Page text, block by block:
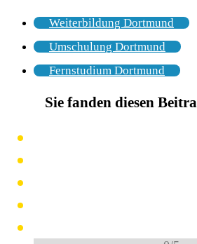
Weiterbildung Dortmund
Umschulung Dortmund
Fernstudium Dortmund
Sie fanden diesen